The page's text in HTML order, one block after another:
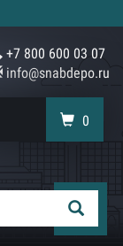
+7 800 600 03 07
info@snabdepo.ru
0